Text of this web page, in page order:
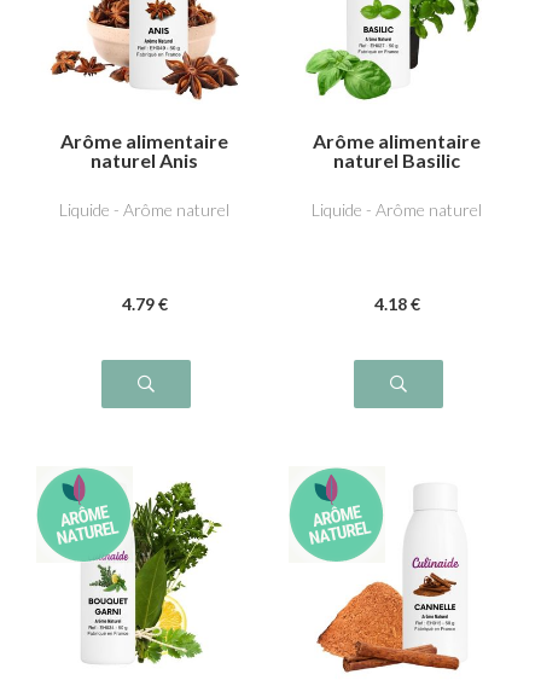
Arôme alimentaire
naturel Anis
Liquide - Arôme naturel
4.79 €
Arôme alimentaire
naturel Basilic
Liquide - Arôme naturel
4.18 €